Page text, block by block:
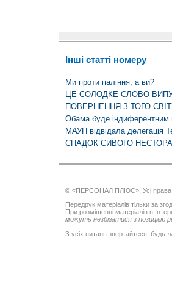
Інші статті номеру
Ми проти паління, а ви?
ЦЕ СОЛОДКЕ СЛОВО
ПОВЕРНЕННЯ З ТОГО
Обама буде індиферентним
МАУП відвідала делегація
СПАДОК СИВОГО НЕСТОРА
© «ПЕРСОНАЛ ПЛЮС». Усі права
Передрук матеріалів тільки за
При розміщенні матеріалів в
можуть незбігатися з позицією
З усіх питань звертайтеся, будь